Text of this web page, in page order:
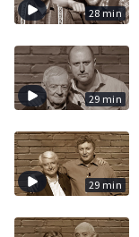
28 min
29 min
29 min